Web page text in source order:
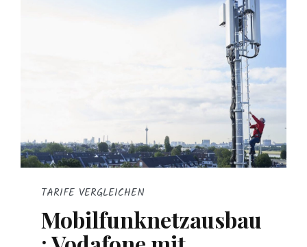
TARIFE VERGLEICHEN
Mobilfunknetzausbau